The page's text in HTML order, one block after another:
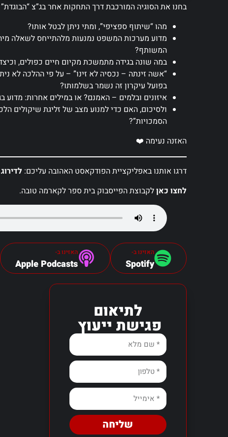
לתיאום
פגישת ייעוץ
שליחה
בחנו את הסוגיה המורכבת דרך התחקות אחר בג”צ
מהו “שיתוף ספציפי”, ומתי ניתן לבטל אותו?
מדוע מערכות המשפט נמנעות מלהתייחס לשאלה
המשותף?
במה שונה בגידה מתמשכת מקיום חיים כפולים,
“אשה זינתה – נכסיה לא זינו” – על פי ההלכה לא
בפועל עיקרון זה נשמר בשלמותו?
איזונים ובלמים – האמנם? או במילים אחרות: מדוע
ולסיכום, האם כדי למנוע מצב של זליגת שיקולים
הסמכויות”?
האזנה נעימה ❤️
דרגו אותנו באפליקציית הפודקאסט האהובה עליכם:
לחצו כאןלקבוצת הפייסבוק בית ספר לקארמה טובה.
האזינו ב-
Spotify
האזינו ב-
Apple Podcasts